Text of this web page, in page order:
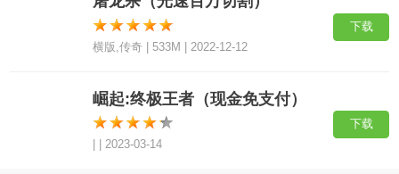
横版,传奇 | 533M | 2022-12-12
下载
崛起:终极王者（现金免支付）
| | 2023-03-14
下载